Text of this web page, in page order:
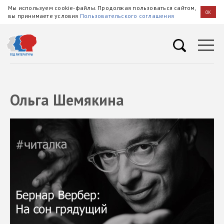
Мы используем cookie-файлы. Продолжая пользоваться сайтом,
вы принимаете условия Пользовательского соглашения OK
Ольга Шемякина